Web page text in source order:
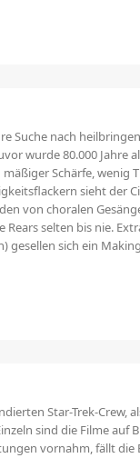
Suche nach
wurde 80.000 Jahre
Schärfe, wenig
sieht der
von choralen
selten bis nie.
sich ein
Star-Trek-Crew,
sind die Filme auf
vornahm, fällt